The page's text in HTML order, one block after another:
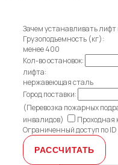
Зачем устанавливать лифт
Грузоподъемность (кг):
менее 400
Кол-во остановок:
лифта:
нержавеющая сталь
Город поставки:
(Перевозка пожарных
инвалидов)
Проходная
Ограниченный доступ по